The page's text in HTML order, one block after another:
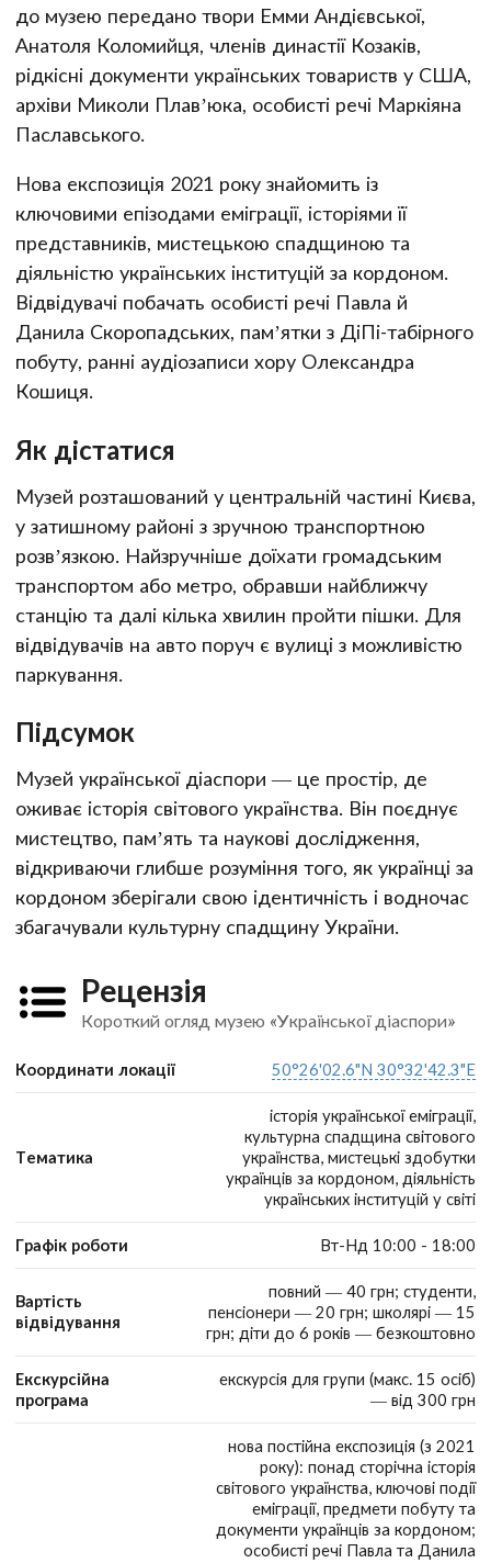
до музею передано твори Емми Андієвської,
Анатоля Коломийця, членів династії Козаків,
рідкісні документи українських товариств у США,
архіви Миколи Плав’юка, особисті речі Маркіяна
Паславського.
Нова експозиція 2021 року знайомить із
ключовими епізодами еміграції, історіями її
представників, мистецькою спадщиною та
діяльністю українських інституцій за кордоном.
Відвідувачі побачать особисті речі Павла й
Данила Скоропадських, пам’ятки з ДіПі-табірного
побуту, ранні аудіозаписи хору Олександра
Кошиця.
Як дістатися
Музей розташований у центральній частині Києва,
у затишному районі з зручною транспортною
розв’язкою. Найзручніше доїхати громадським
транспортом або метро, обравши найближчу
станцію та далі кілька хвилин пройти пішки. Для
відвідувачів на авто поруч є вулиці з можливістю
паркування.
Підсумок
Музей української діаспори — це простір, де
оживає історія світового українства. Він поєднує
мистецтво, пам’ять та наукові дослідження,
відкриваючи глибше розуміння того, як українці за
кордоном зберігали свою ідентичність і водночас
збагачували культурну спадщину України.
Рецензія
Короткий огляд музею «Української діаспори»
Координати локації 50°26'02.6"N 30°32'42.3"E
Тематика
історія української еміграції,
культурна спадщина світового
українства, мистецькі здобутки
українців за кордоном, діяльність
українських інституцій у світі
Графік роботи Вт-Нд 10:00 - 18:00
Вартість
відвідування
повний — 40 грн; студенти,
пенсіонери — 20 грн; школярі — 15
грн; діти до 6 років — безкоштовно
Екскурсійна
програма
екскурсія для групи (макс. 15 осіб)
— від 300 грн
нова постійна експозиція (з 2021
року): понад сторічна історія
світового українства, ключові події
еміграції, предмети побуту та
документи українців за кордоном;
особисті речі Павла та Данила